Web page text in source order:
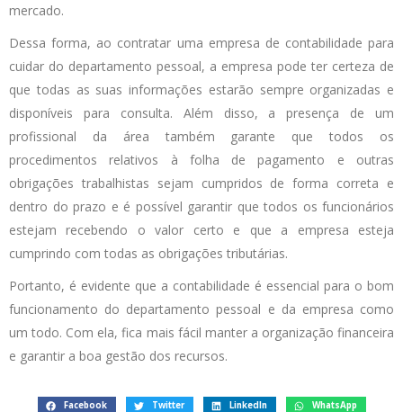
mercado.
Dessa forma, ao contratar uma empresa de contabilidade para
cuidar do departamento pessoal, a empresa pode ter certeza de
que todas as suas informações estarão sempre organizadas e
disponíveis para consulta. Além disso, a presença de um
profissional da área também garante que todos os
procedimentos relativos à folha de pagamento e outras
obrigações trabalhistas sejam cumpridos de forma correta e
dentro do prazo e é possível garantir que todos os funcionários
estejam recebendo o valor certo e que a empresa esteja
cumprindo com todas as obrigações tributárias.
Portanto, é evidente que a contabilidade é essencial para o bom
funcionamento do departamento pessoal e da empresa como
um todo. Com ela, fica mais fácil manter a organização financeira
e garantir a boa gestão dos recursos.
Facebook Twitter LinkedIn WhatsApp